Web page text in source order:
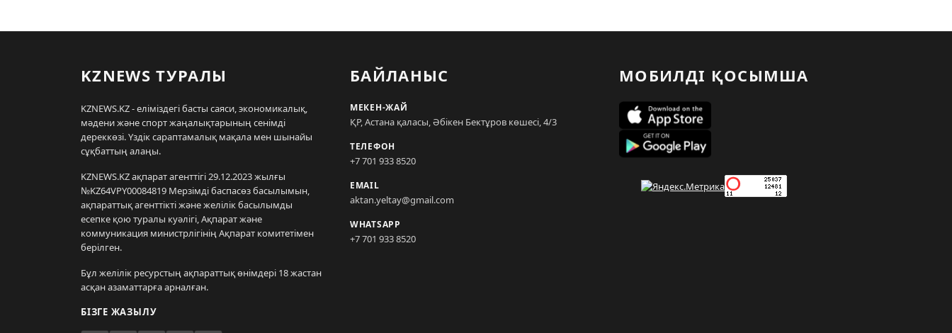
KZNEWS ТУРАЛЫ
KZNEWS.KZ - еліміздегі басты саяси, экономикалық,
мәдени және спорт жаңалықтарының сенімді
дереккөзі. Үздік сараптамалық мақала мен шынайы
сұқбаттың алаңы.
KZNEWS.KZ ақпарат агенттігі 29.12.2023 жылғы
№KZ64VPY00084819 Мерзімді баспасөз басылымын,
ақпараттық агенттікті және желілік басылымды
есепке қою туралы куәлігі, Ақпарат және
коммуникация министрлігінің Ақпарат комитетімен
берілген.
Бұл желілік ресурстың ақпараттық өнімдері 18 жастан
асқан азаматтарға арналған.
БІЗГЕ ЖАЗЫЛУ
БАЙЛАНЫС
МЕКЕН-ЖАЙ
ҚР, Астана қаласы, Әбікен Бектұров көшесі, 4/3
ТЕЛЕФОН
+7 701 933 8520
EMAIL
aktan.yeltay@gmail.com
WHATSAPP
+7 701 933 8520
МОБИЛДІ ҚОСЫМША